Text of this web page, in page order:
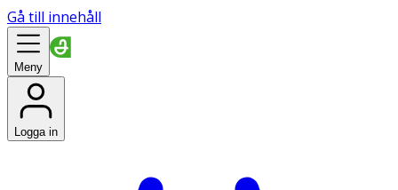
Gå till innehåll
Meny
Logga in